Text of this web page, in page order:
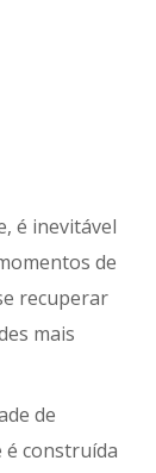
é inevitável
de
recuperar
mais
de
é construída